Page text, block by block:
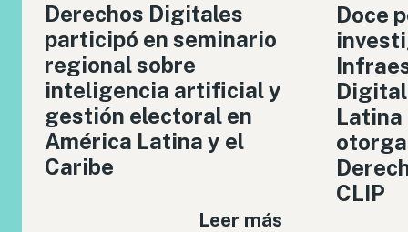
Derechos Digitales
participó en seminario
regional sobre
inteligencia artificial y
gestión electoral en
América Latina y el
Caribe
Leer más
Doce
Latina
CLIP